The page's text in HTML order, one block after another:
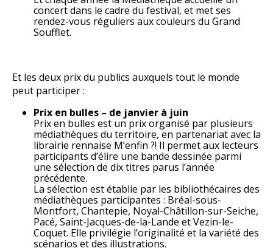
concert dans le cadre du festival, et met ses
rendez-vous réguliers aux couleurs du Grand
Soufflet.
Et les deux prix du publics auxquels tout le monde
peut participer :
Prix en bulles – de janvier à juin
Prix en bulles est un prix organisé par plusieurs
médiathèques du territoire, en partenariat avec la
librairie rennaise M’enfin ?! Il permet aux lecteurs
participants d’élire une bande dessinée parmi
une sélection de dix titres parus l’année
précédente.
La sélection est établie par les bibliothécaires des
médiathèques participantes : Bréal-sous-
Montfort, Chantepie, Noyal-Châtillon-sur-Seiche,
Pacé, Saint-Jacques-de-la-Lande et Vezin-le-
Coquet. Elle privilégie l’originalité et la variété des
scénarios et des illustrations.